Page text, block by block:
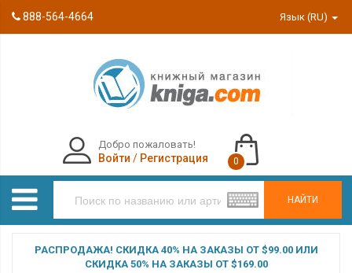
888-564-4664 Язык (RU)
НАЙТИ
Добро пожаловать!
Войти / Регистрация 0
РАСПРОДАЖА! СКИДКА 40% НА ЗАКАЗЫ ОТ $99.00 ИЛИ
СКИДКА 50% НА ЗАКАЗЫ ОТ $169.00